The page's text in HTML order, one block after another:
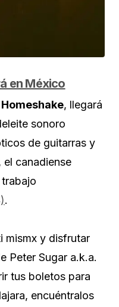
en México
Homeshake, llegará
sonoro
de guitarras y
canadiense
.
mismx y disfrutar
Peter Sugar a.k.a.
tus boletos para
encuéntralos